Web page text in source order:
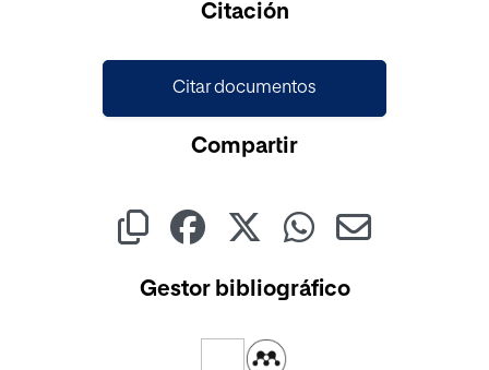
Citación
Citar documentos
Compartir
Gestor bibliográfico